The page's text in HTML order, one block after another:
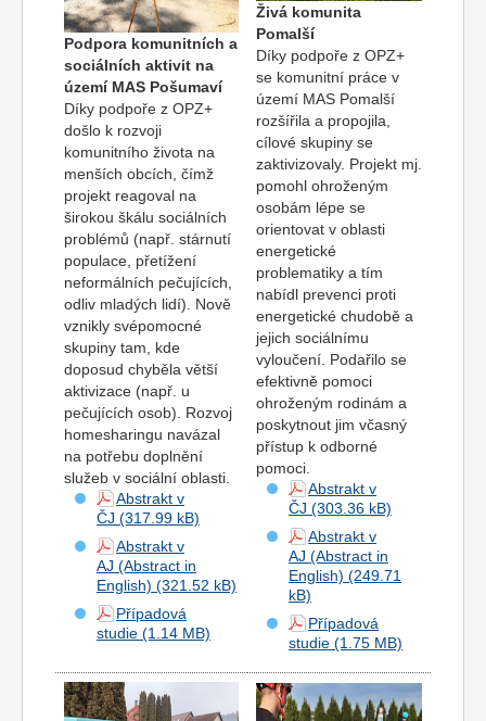
Podpora komunitních a
sociálních aktivit na
území MAS Pošumaví
Díky podpoře z OPZ+
došlo k rozvoji
komunitního života na
menších obcích, čímž
projekt reagoval na
širokou škálu sociálních
problémů (např. stárnutí
populace, přetížení
neformálních pečujících,
odliv mladých lidí). Nově
vznikly svépomocné
skupiny tam, kde
doposud chyběla větší
aktivizace (např. u
pečujících osob). Rozvoj
homesharingu navázal
na potřebu doplnění
služeb v sociální oblasti.
Abstrakt v
ČJ
Abstrakt v
AJ (Abstract in
English)
Případová
studie
Živá komunita
Pomalší
Díky podpoře z OPZ+
se komunitní práce v
území MAS Pomalší
rozšířila a propojila,
cílové skupiny se
zaktivizovaly. Projekt mj.
pomohl ohroženým
osobám lépe se
orientovat v oblasti
energetické
problematiky a tím
nabídl prevenci proti
energetické chudobě a
jejich sociálnímu
vyloučení. Podařilo se
efektivně pomoci
ohroženým rodinám a
poskytnout jim včasný
přístup k odborné
pomoci.
Abstrakt v
ČJ
Abstrakt v
AJ (Abstract in
English)
Případová
studie